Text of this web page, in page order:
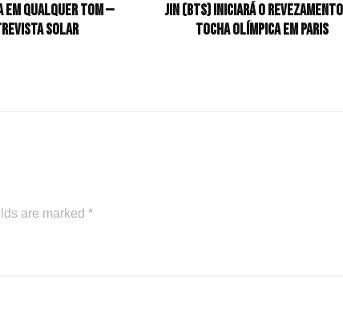
qualquer tom —
Solar
Jin (BTS) iniciará o
tocha olímpica em Paris
are marked *